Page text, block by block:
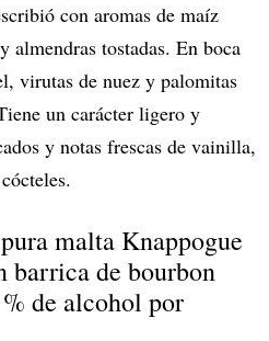
con aromas de maíz
tostadas. En boca
virutas de nuez y palomitas
un carácter ligero y
y notas frescas de vainilla,
malta Knappogue
barrica de bourbon
de alcohol por